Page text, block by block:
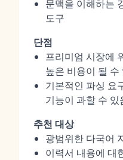
문맥을 이해하는
도구
단점
프리미엄 시장에
높은 비용이 될 수
기본적인 파싱 요
기능이 과할 수 있
추천 대상
광범위한 다국어
이력서 내용에 대